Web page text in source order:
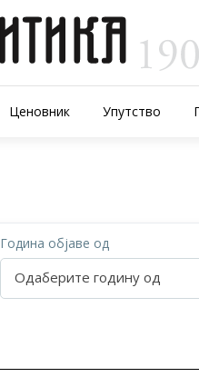
Ценовник Упутство
Година објаве од
Одаберите годину од